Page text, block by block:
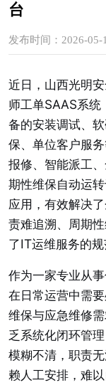
台
发布时间：2026-05-
近日，山西光明
师工单SAAS系统
备的安装调试、
保、单位客户服
报修、智能派工
期性维保自动运
应用，有效解决
责难追溯、周期
了IT运维服务的规
作为一家专业从
在日常运营中需
维保与应急维修
乏系统化闭环管
模糊不清，职责
赖人工安排，难